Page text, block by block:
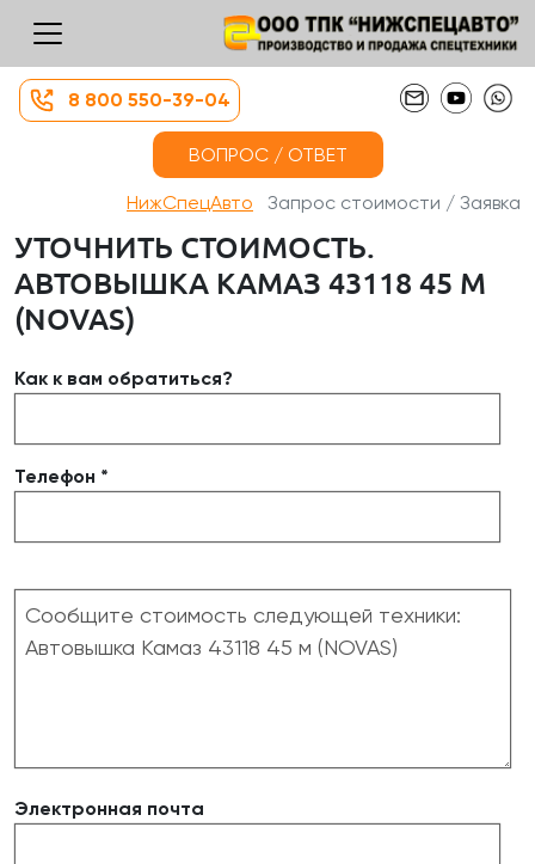
8 800 550-39-04
ВОПРОС / ОТВЕТ
НижСпецАвто Запрос стоимости / Заявка
УТОЧНИТЬ СТОИМОСТЬ.
АВТОВЫШКА КАМАЗ 43118 45 М
(NOVAS)
Как к вам обратиться?
Телефон *
Электронная почта